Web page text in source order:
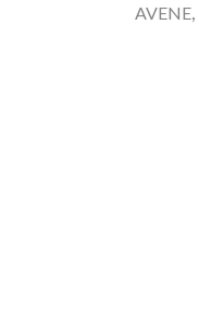
AVENE,